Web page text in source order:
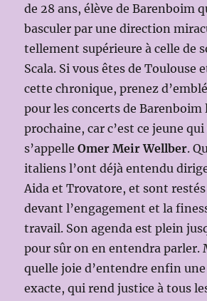
de 28 ans, élève de Barenboim
basculer par une direction
tellement supérieure à celle de
Scala. Si vous êtes de Toulouse
cette chronique, prenez
pour les concerts de Barenboim
prochaine, car c’est ce jeune
s’appelleOmer Meir Wellber.
italiens l’ont déjà entendu
Aida et Trovatore, et sont
devant l’engagement et la
travail. Son agenda est plein
pour sûr on en entendra parler.
quelle joie d’entendre enfin
exacte, qui rend justice à tous